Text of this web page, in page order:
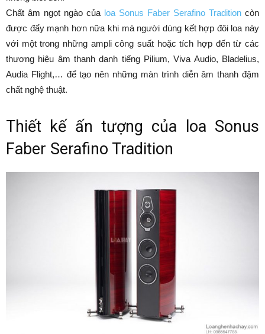
Chất âm ngọt ngào của loa Sonus Faber Serafino Tradition còn
được đẩy mạnh hơn nữa khi mà người dùng kết hợp đôi loa này
với một trong những ampli công suất hoặc tích hợp đến từ các
thương hiệu âm thanh danh tiếng Pilium, Viva Audio, Bladelius,
Audia Flight,… để tạo nên những màn trình diễn âm thanh đậm
chất nghệ thuật.
Thiết kế ấn tượng của loa Sonus
Faber Serafino Tradition